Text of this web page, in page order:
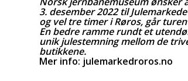
3. desember 2022 til
og vel tre timer i Røros, går
En bedre ramme rundt et
unik julestemning mellom de
butikkene.
Mer info: julemarkedroros.no